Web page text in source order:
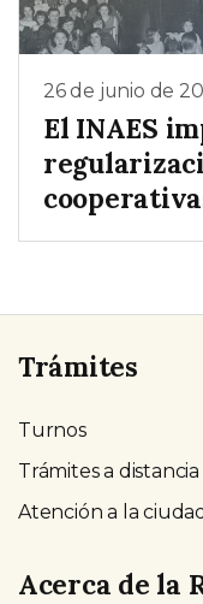
26 de junio de
El INAES
Trámites
Turnos
Trámites a distancia
Atención a la
Acerca de la